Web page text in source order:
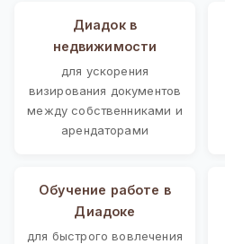
Диадок в
недвижимости
для ускорения
визирования документов
между собственниками и
арендаторами
Обучение работе в
Диадоке
для быстрого вовлечения